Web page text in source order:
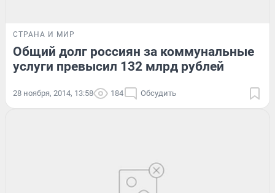
СТРАНА И МИР
Общий долг россиян за коммунальные
услуги превысил 132 млрд рублей
28 ноября, 2014, 13:58 184 Обсудить